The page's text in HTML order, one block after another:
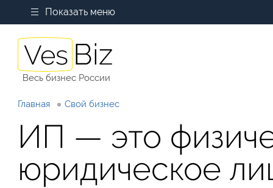
Показать меню
Весь бизнес России
Главная Свой бизнес
ИП — это
юридическое